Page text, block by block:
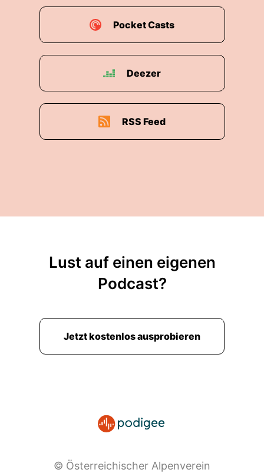
Pocket Casts
Deezer
RSS Feed
Lust auf einen eigenen
Podcast?
Jetzt kostenlos ausprobieren
© Österreichischer Alpenverein